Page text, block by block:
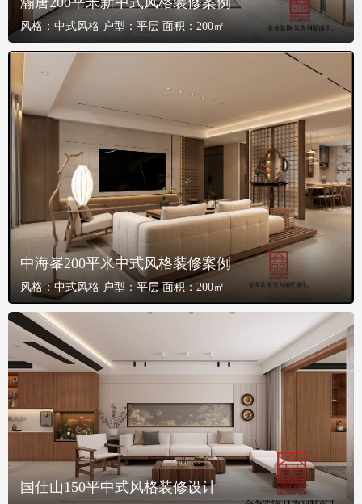
风格： 中式风格 户型： 平层 面积： 200㎡
中海峯200平米中式风格装修案例
风格： 中式风格 户型： 平层 面积： 200㎡
国仕山150平中式风格装修设计